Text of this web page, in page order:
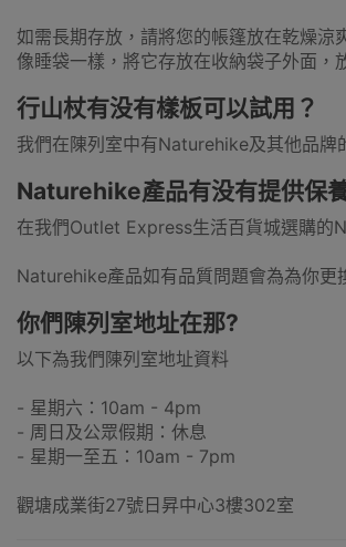
行李箱及配件 露營車及配件 滑雪內
電擊式電滅蚊燈 騎行雨衣 普通行
串燒燒烤爐 日韓式燒烤爐
如需長期存放，請將您的帳篷放在乾燥涼
像睡袋一樣，將它存放在收納袋子外面，
行山杖有没有樣板可以試用？
我們在陳列室中有Naturehike及其他品牌
Naturehike產品有没有提供保
在我們Outlet Express生活百貨城選購的
Naturehike產品如有品質問題會為為你更
你們陳列室地址在那?
以下為我們陳列室地址資料
- 星期六：10am - 4pm
- 周日及公眾假期：休息
- 星期一至五：10am - 7pm
觀塘成業街27號日昇中心3樓302室